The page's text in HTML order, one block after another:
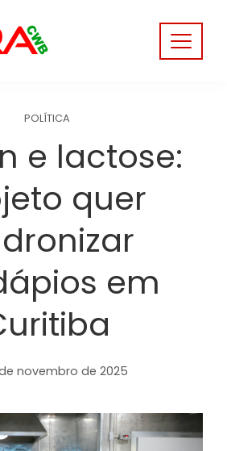
POLÍTICA
e lactose:
quer
em
novembro de 2025